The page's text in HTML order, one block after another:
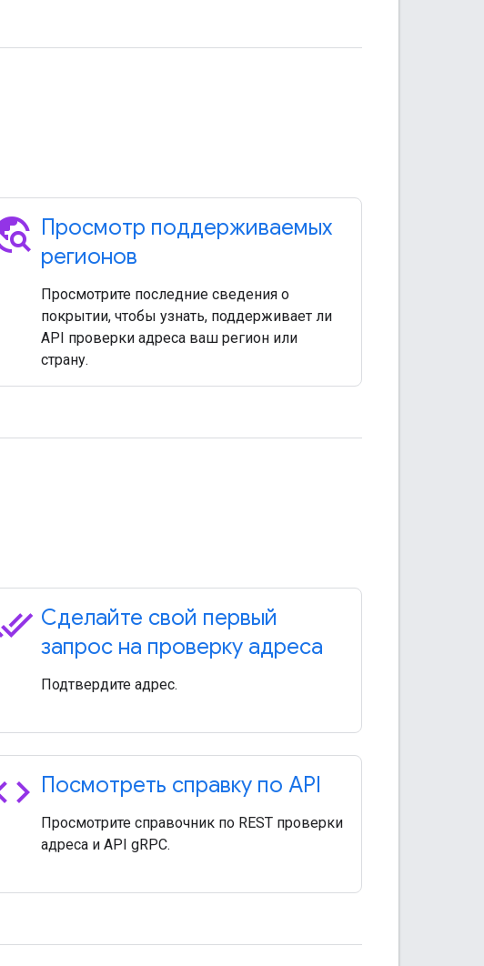
Просмотр поддерживаемых
регионов
Просмотрите последние сведения о
покрытии, чтобы узнать, поддерживает ли
API проверки адреса ваш регион или
страну.
Сделайте свой первый
запрос на проверку адреса
Подтвердите адрес.
Посмотреть справку по API
Просмотрите справочник по REST проверки
адреса и API gRPC.